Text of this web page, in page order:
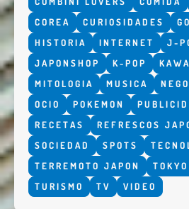
COREA
CURIOSIDADES
HISTORIA
INTERNET J-
JAPONSHOP
K-POP
MITOLOGIA
MUSICA
OCIO
POKEMON
RECETAS
REFRESCOS
SOCIEDAD
SPOTS
TERREMOTO JAPON
TOKYO
TURISMO
TV VIDEO